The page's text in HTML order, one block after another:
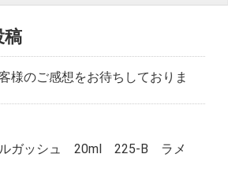
稿
様のご感想をお待ちしておりま
ルガッシュ 20ml 225-B ラメ